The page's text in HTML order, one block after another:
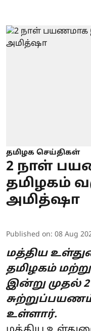
தமிழக செய்திகள்
2 நாள்
தமிழகம்
அமித்ஷா
Published on: 08 Aug
மத்திய
தமிழகம்
இன்று முதல்
உள்ளார்.